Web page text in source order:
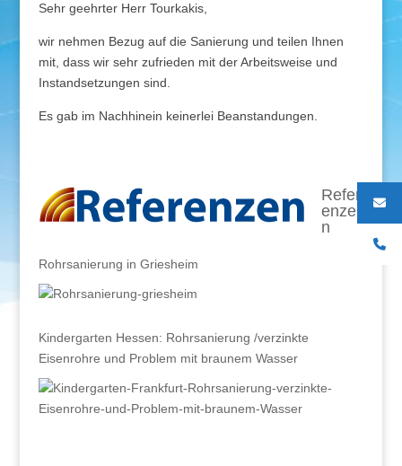
Sehr geehrter Herr Tourkakis,
wir nehmen Bezug auf die Sanierung und teilen Ihnen
mit, dass wir sehr zufrieden mit der Arbeitsweise und
Instandsetzungen sind.
Es gab im Nachhinein keinerlei Beanstandungen.
Refer
enze
n
Rohrsanierung in Griesheim
Kindergarten Hessen: Rohrsanierung /verzinkte
Eisenrohre und Problem mit braunem Wasser